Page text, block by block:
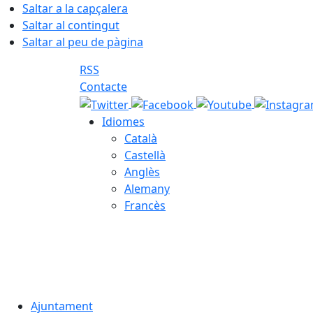
Saltar a la capçalera
Saltar al contingut
Saltar al peu de pàgina
RSS
Contacte
Idiomes
Català
Castellà
Anglès
Alemany
Francès
Ajuntament